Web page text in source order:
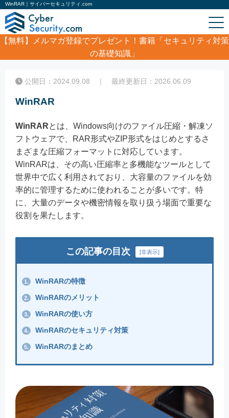
WinRAR｜サイバーセキュリティ.com
【無料】
メルマガ登録でプレゼント！書籍「セキュリティ対策
の基礎知識」
WinRAR
公開日：2024.09.08 ｜ 最終更新日：2026.06.09
WinRAR
WinRARとは、Windows向けのファイル圧縮・解凍ソ
フトウェアで、RAR形式やZIP形式をはじめとするさ
まざまな圧縮フォーマットに対応しています。
WinRARは、その高い圧縮率と多機能なツールとして
世界中で広く利用されており、大容量のファイルを効
率的に管理するために使われることが多いです。特
に、大量のデータや機密情報を取り扱う場面で重要な
役割を果たします。
この記事の目次 [非表示]
1. WinRARの特徴
2. WinRARのメリット
3. WinRARの使い方
4. WinRARのセキュリティ対策
5. WinRARのまとめ